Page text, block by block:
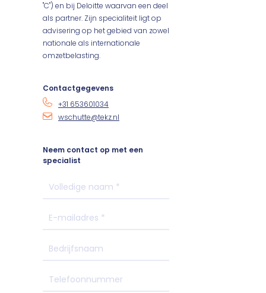
"C") en bij Deloitte waarvan een deel
als partner. Zijn specialiteit ligt op
advisering op het gebied van zowel
nationale als internationale
omzetbelasting.
Contactgegevens
+31 653601034
wschutte@tekz.nl
Neem contact op met een
specialist